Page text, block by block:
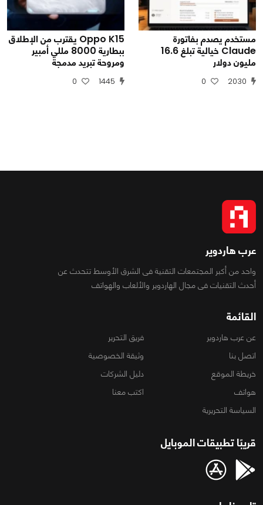
مستخدم يصدم بفاتورة
Claude خيالية تبلغ 16.6
مليون دولار
2030
0
Oppo K15 يقترب من الإطلاق
ببطارية 8000 مللي أمبير
ومروحة تبريد مدمجة
1445
0
عرب هاردوير
واحد من أكبر المجتمعات التقنية فى الشرق الأوسط تتحدث عن
أحدث التقنيات فى مجال الهاردوير والألعاب والهواتف
القائمة
عن عرب هاردوير
فريق التحرير
اتصل بنا
وثيقة الخصوصية
خريطة الموقع
دليل الشركات
هواتف
اكتب معنا
السياسة التحريرية
قريبًا تطبيقات الموبايل